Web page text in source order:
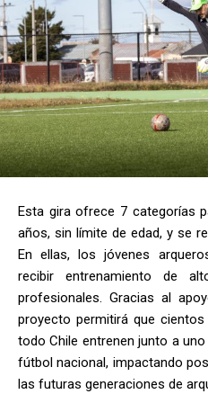
Esta gira ofrece 7 categorías
años, sin límite de edad, y se
En ellas, los jóvenes
recibir entrenamiento de
profesionales. Gracias al
proyecto permitirá que
todo Chile entrenen junto a
fútbol nacional, impactando
las futuras generaciones de